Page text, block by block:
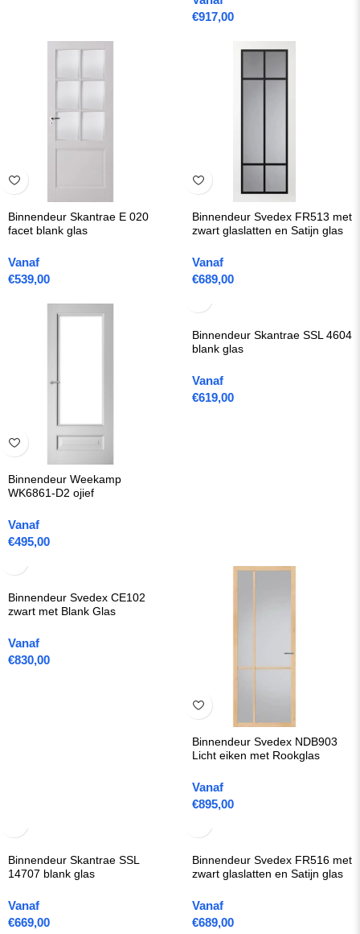
€917,00
Binnendeur Skantrae E 020
facet blank glas
Vanaf
€539,00
Binnendeur Svedex FR513 met
zwart glaslatten en Satijn glas
Vanaf
€689,00
Binnendeur Weekamp
WK6861-D2 ojief
Vanaf
€495,00
Binnendeur Skantrae SSL 4604
blank glas
Vanaf
€619,00
Binnendeur Svedex CE102
zwart met Blank Glas
Vanaf
€830,00
Binnendeur Svedex NDB903
Licht eiken met Rookglas
Vanaf
€895,00
Binnendeur Skantrae SSL
14707 blank glas
Vanaf
€669,00
Binnendeur Svedex FR516 met
zwart glaslatten en Satijn glas
Vanaf
€689,00